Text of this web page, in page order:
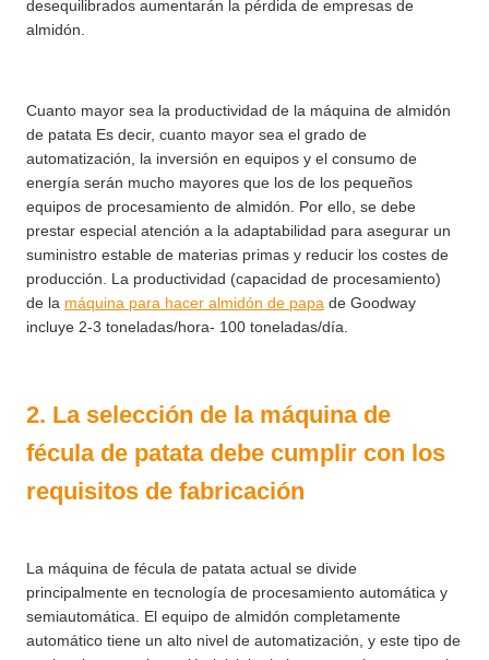
desequilibrados aumentarán la pérdida de empresas de
almidón.
Cuanto mayor sea la productividad de la máquina de almidón
de patata Es decir, cuanto mayor sea el grado de
automatización, la inversión en equipos y el consumo de
energía serán mucho mayores que los de los pequeños
equipos de procesamiento de almidón. Por ello, se debe
prestar especial atención a la adaptabilidad para asegurar un
suministro estable de materias primas y reducir los costes de
producción. La productividad (capacidad de procesamiento)
de la máquina para hacer almidón de papa de Goodway
incluye 2-3 toneladas/hora- 100 toneladas/día.
2. La selección de la máquina de
fécula de patata debe cumplir con los
requisitos de fabricación
La máquina de fécula de patata actual se divide
principalmente en tecnología de procesamiento automática y
semiautomática. El equipo de almidón completamente
automático tiene un alto nivel de automatización, y este tipo de